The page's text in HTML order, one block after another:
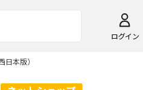
ログイン
本版）